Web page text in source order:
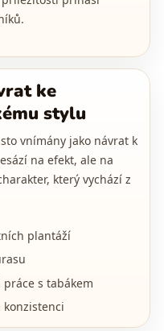
ke
stylu
vnímány jako návrat k
na efekt, ale na
který vychází z
plantáží
s tabákem